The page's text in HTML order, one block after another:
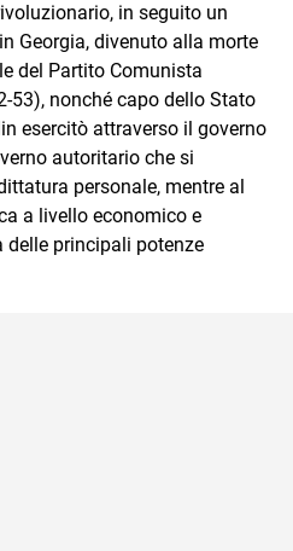
in seguito un
Georgia, divenuto alla morte
del Partito Comunista
53), nonché capo dello Stato
esercitò attraverso il governo
autoritario che si
personale, mentre al
a livello economico e
delle principali potenze